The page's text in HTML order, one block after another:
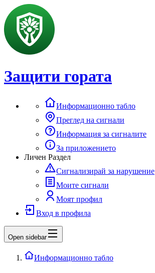
Защити гората
Информационно табло
Преглед на сигнали
Информация за сигналите
За приложението
Личен Раздел
Сигнализирай за нарушение
Моите сигнали
Моят профил
Вход в профила
Open sidebar
Информационно табло